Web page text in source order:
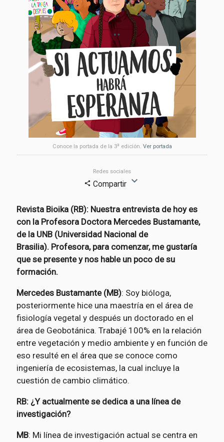
Conoce la portada de la 3a edición. Ver portada
Redes sociales
share Compartir expand_more
Revista Bioika (RB): Nuestra entrevista de hoy es
con la Profesora Doctora Mercedes Bustamante,
de la UNB (Universidad Nacional de
Brasilia). Profesora, para comenzar, me gustaría
que se presente y nos hable un poco de su
formación.
Mercedes Bustamante (MB): Soy bióloga,
posteriormente hice una maestría en el área de
fisiología vegetal y después un doctorado en el
área de Geobotánica. Trabajé 100% en la relación
entre vegetación y medio ambiente y en función de
eso resulté en el área que se conoce como
ingeniería de ecosistemas, la cual incluye la
cuestión de cambio climático.
RB: ¿Y actualmente se dedica a una línea de
investigación?
MB: Mi línea de investigación actual se centra en